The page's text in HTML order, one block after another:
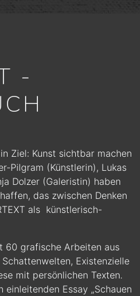
-
Ziel: Kunst sichtbar machen
Pilgram (Künstlerin), Lukas
Dolzer (Galeristin) haben
das zwischen Denken
als künstlerisch-
60 grafische Arbeiten aus
Existenzielle
mit persönlichen Texten.
Essay „Schauen